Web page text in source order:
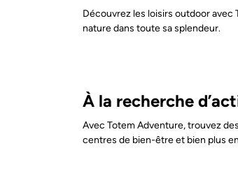
Découvrez les loisirs outdoor avec
nature dans toute sa splendeur.
À la recherche
Avec Totem Adventure, trouvez
centres de bien-être et bien plus